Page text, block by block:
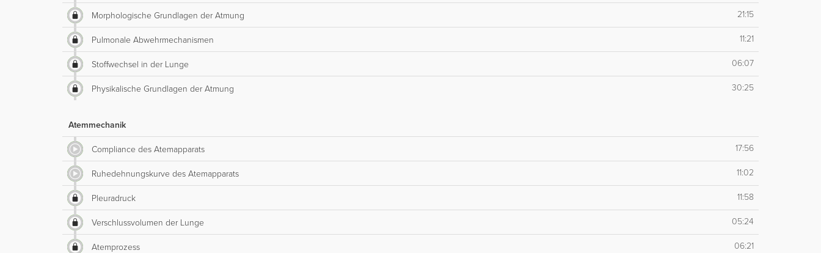
Morphologische Grundlagen der Atmung 21:15
Pulmonale Abwehrmechanismen 11:21
Stoffwechsel in der Lunge 06:07
Physikalische Grundlagen der Atmung 30:25
Atemmechanik
Compliance des Atemapparats 17:56
Ruhedehnungskurve des Atemapparats 11:02
Pleuradruck 11:58
Verschlussvolumen der Lunge 05:24
Atemprozess 06:21